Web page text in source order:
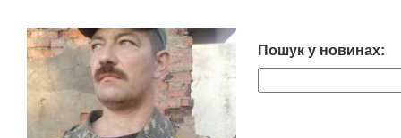
Пошук у новинах: